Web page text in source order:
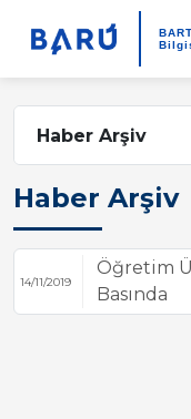
Haber Arşiv
Haber Arşiv
14/11/2019
Öğretim
Basında